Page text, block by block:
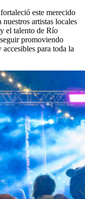
este merecido
artistas locales
el talento de Río
promoviendo
para toda la